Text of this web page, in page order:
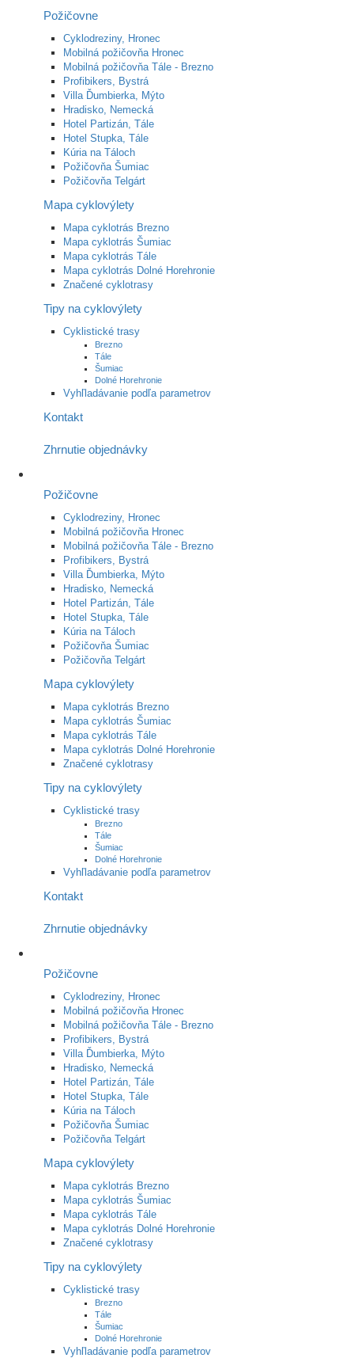
Požičovne
Cyklodreziny, Hronec
Mobilná požičovňa Hronec
Mobilná požičovňa Tále - Brezno
Profibikers, Bystrá
Villa Ďumbierka, Mýto
Hradisko, Nemecká
Hotel Partizán, Tále
Hotel Stupka, Tále
Kúria na Táloch
Požičovňa Šumiac
Požičovňa Telgárt
Mapa cyklovýlety
Mapa cyklotrás Brezno
Mapa cyklotrás Šumiac
Mapa cyklotrás Tále
Mapa cyklotrás Dolné Horehronie
Značené cyklotrasy
Tipy na cyklovýlety
Cyklistické trasy
Brezno
Tále
Šumiac
Dolné Horehronie
Vyhľladávanie podľa parametrov
Kontakt
Zhrnutie objednávky
Požičovne
Cyklodreziny, Hronec
Mobilná požičovňa Hronec
Mobilná požičovňa Tále - Brezno
Profibikers, Bystrá
Villa Ďumbierka, Mýto
Hradisko, Nemecká
Hotel Partizán, Tále
Hotel Stupka, Tále
Kúria na Táloch
Požičovňa Šumiac
Požičovňa Telgárt
Mapa cyklovýlety
Mapa cyklotrás Brezno
Mapa cyklotrás Šumiac
Mapa cyklotrás Tále
Mapa cyklotrás Dolné Horehronie
Značené cyklotrasy
Tipy na cyklovýlety
Cyklistické trasy
Brezno
Tále
Šumiac
Dolné Horehronie
Vyhľladávanie podľa parametrov
Kontakt
Zhrnutie objednávky
Požičovne
Cyklodreziny, Hronec
Mobilná požičovňa Hronec
Mobilná požičovňa Tále - Brezno
Profibikers, Bystrá
Villa Ďumbierka, Mýto
Hradisko, Nemecká
Hotel Partizán, Tále
Hotel Stupka, Tále
Kúria na Táloch
Požičovňa Šumiac
Požičovňa Telgárt
Mapa cyklovýlety
Mapa cyklotrás Brezno
Mapa cyklotrás Šumiac
Mapa cyklotrás Tále
Mapa cyklotrás Dolné Horehronie
Značené cyklotrasy
Tipy na cyklovýlety
Cyklistické trasy
Brezno
Tále
Šumiac
Dolné Horehronie
Vyhľladávanie podľa parametrov